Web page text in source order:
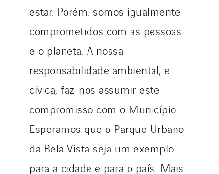
estar. Porém, somos igualmente
comprometidos com as pessoas
e o planeta. A nossa
responsabilidade ambiental, e
cívica, faz-nos assumir este
compromisso com o Município.
Esperamos que o Parque Urbano
da Bela Vista seja um exemplo
para a cidade e para o país. Mais